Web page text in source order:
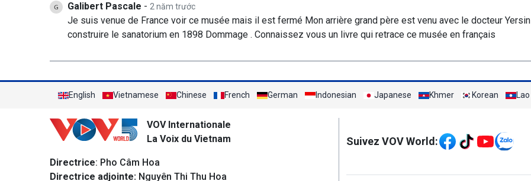
Galibert Pascale -2 năm trước
Je suis venue de France voir ce musée mais il est fermé Mon arrière grand père est venu avec le docteur Yersin
construire le sanatorium en 1898 Dommage . Connaissez vous un livre qui retrace ce musée en français
English Vietnamese Chinese French German Indonesian Japanese Khmer Korean Lao
VOV Internationale
La Voix du Vietnam
Directrice: Pho Câm Hoa
Directrice adjointe: Nguyên Thi Thu Hoa
Mạng xã hội
Suivez VOV World: